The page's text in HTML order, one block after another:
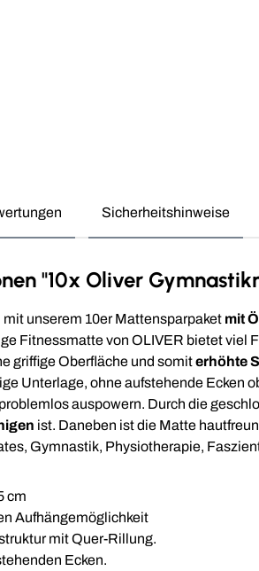
Sicherheitshinweise
"10x Oliver
unserem 10er Mattensparpaket mit
Fitnessmatte von OLIVER bietet viel
griffige Oberfläche und somiterhöhte
Unterlage, ohne aufstehende Ecken
auspowern. Durch die
ist. Daneben ist die Matte
Gymnastik, Physiotherapie,
cm
Aufhängemöglichkeit
mit Quer-Rillung.
Ecken.